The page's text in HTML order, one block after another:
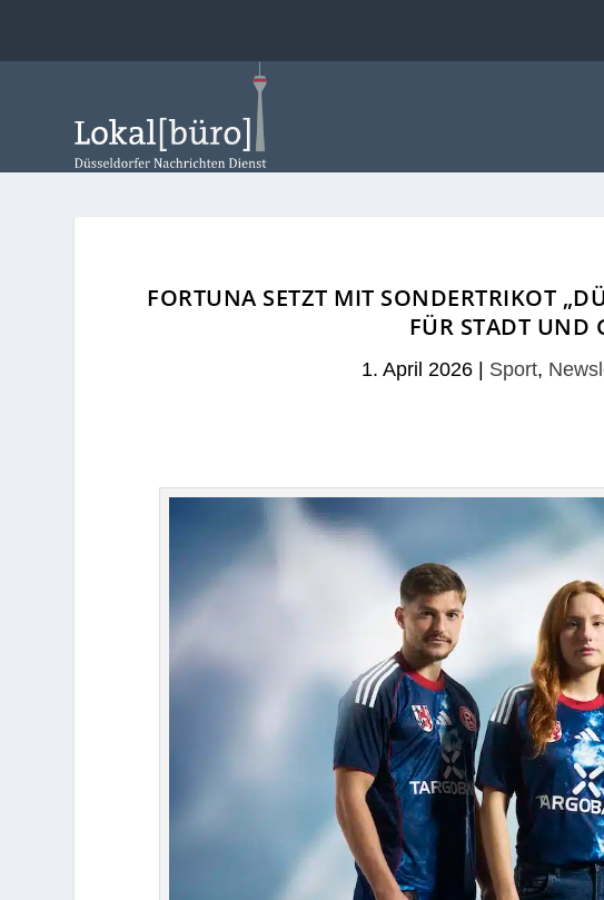
FORTUNA SETZT MIT SONDERTRIKOT
FÜR STADT UND
1. April 2026| Sport,